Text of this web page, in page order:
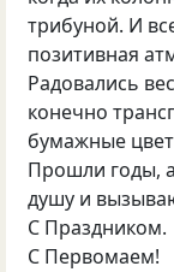
трибуной. И
позитивная
Радовались
конечно
бумажные
Прошли годы,
душу и
С Праздником.
С Первомаем!